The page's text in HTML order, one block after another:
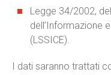
Legge 34/2002,
dell’Informazione
(LSSICE).
I dati saranno trattati